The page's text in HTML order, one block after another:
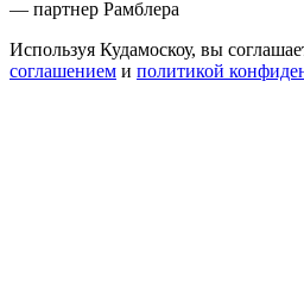
— партнер Рамблера
Используя Кудамоскоу, вы
соглашением и политикой